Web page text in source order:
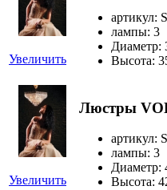
Увеличить
артикул:
лампы: 3
Диаметр:
Высота:
Увеличить
Люстры
артикул:
лампы: 3
Диаметр:
Высота: